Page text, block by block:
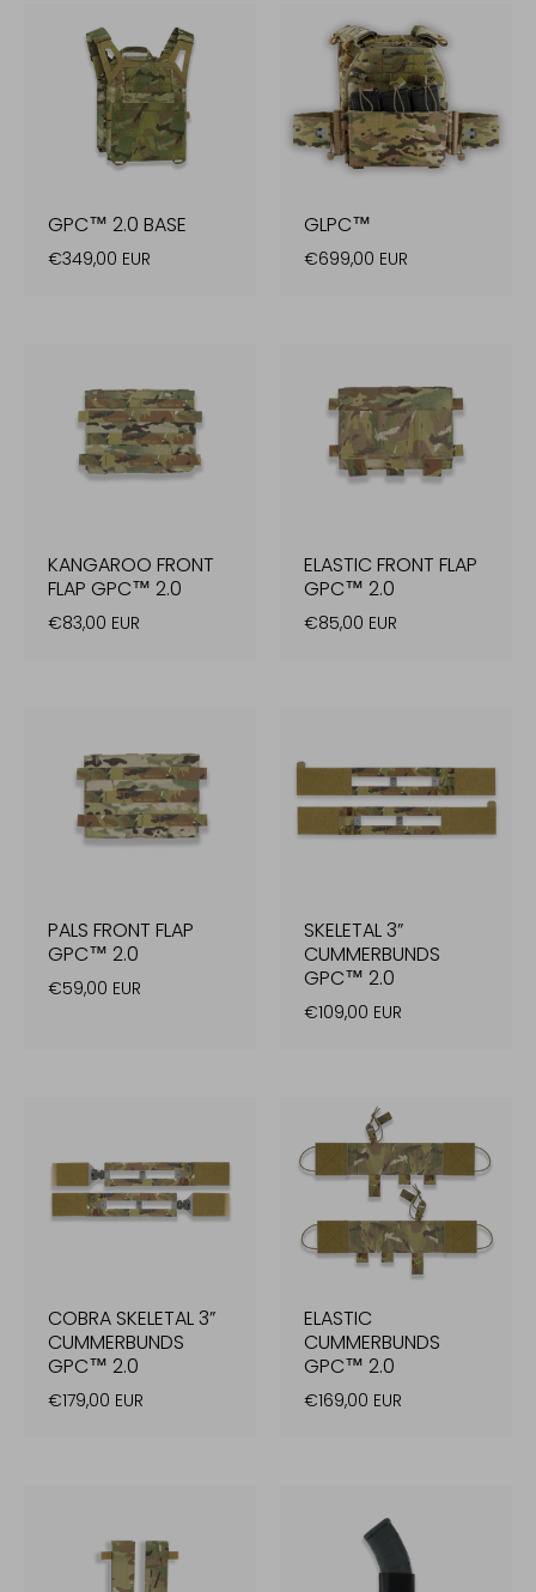
GPC™ 2.0 BASE
€349,00 EUR
GLPC™
€699,00 EUR
KANGAROO FRONT
FLAP GPC™ 2.0
€83,00 EUR
ELASTIC FRONT FLAP
GPC™ 2.0
€85,00 EUR
PALS FRONT FLAP
GPC™ 2.0
€59,00 EUR
SKELETAL 3”
CUMMERBUNDS
GPC™ 2.0
€109,00 EUR
COBRA SKELETAL 3”
CUMMERBUNDS
GPC™ 2.0
€179,00 EUR
ELASTIC
CUMMERBUNDS
GPC™ 2.0
€169,00 EUR